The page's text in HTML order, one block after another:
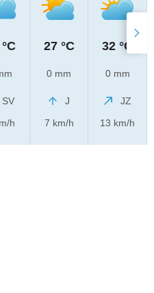
SV
h
27 °C
0 mm
J
7 km/h
32 °C
0 mm
JZ
13 km/h